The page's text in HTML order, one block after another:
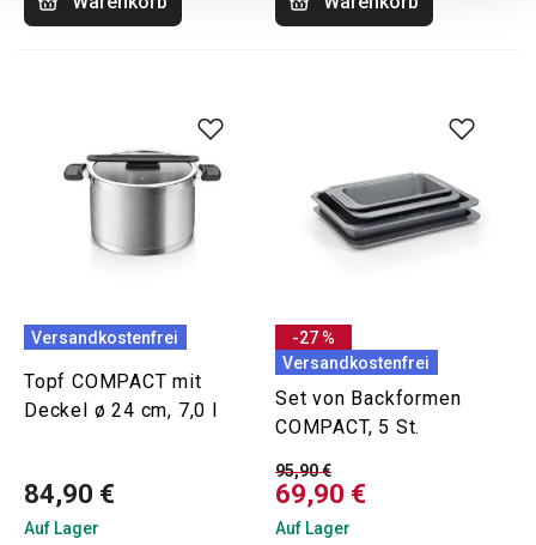
Versandkostenfrei
Topf COMPACT mit
Deckel ø 24 cm, 7,0 l
84,90 €
Auf Lager
-27 %
Versandkostenfrei
Set von Backformen
COMPACT, 5 St.
95,90 €
69,90 €
Auf Lager